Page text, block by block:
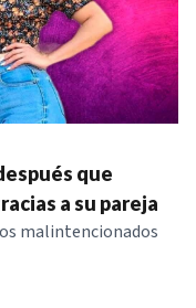
que
a su pareja
malintencionados